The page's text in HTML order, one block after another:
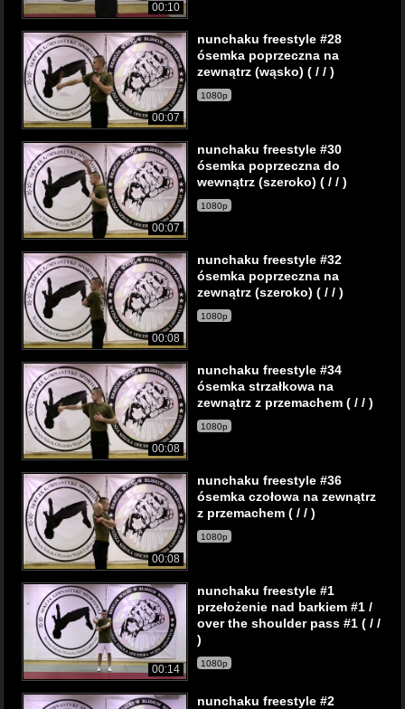
00:10
00:07
nunchaku freestyle #28
ósemka poprzeczna na
zewnątrz (wąsko) ( / / )
1080p
00:07
nunchaku freestyle #30
ósemka poprzeczna do
wewnątrz (szeroko) ( / / )
1080p
00:08
nunchaku freestyle #32
ósemka poprzeczna na
zewnątrz (szeroko) ( / / )
1080p
00:08
nunchaku freestyle #34
ósemka strzałkowa na
zewnątrz z przemachem ( / / )
1080p
00:08
nunchaku freestyle #36
ósemka czołowa na zewnątrz
z przemachem ( / / )
1080p
00:14
nunchaku freestyle #1
przełożenie nad barkiem #1 /
over the shoulder pass #1 ( / /
)
1080p
nunchaku freestyle #2